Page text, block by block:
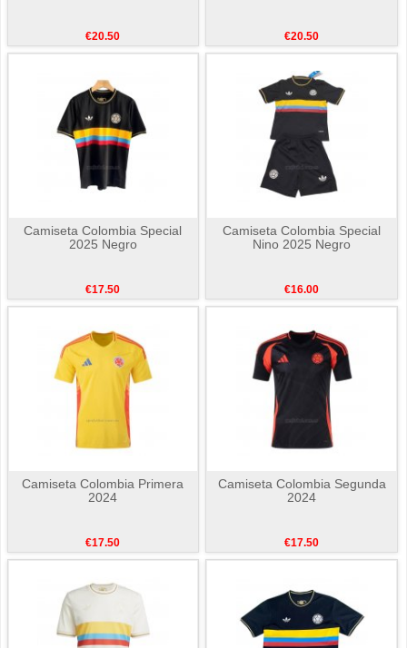
€20.50 €20.50
Camiseta Colombia Special
2025 Negro
€17.50
Camiseta Colombia Special
Nino 2025 Negro
€16.00
Camiseta Colombia Primera
2024
€17.50
Camiseta Colombia Segunda
2024
€17.50